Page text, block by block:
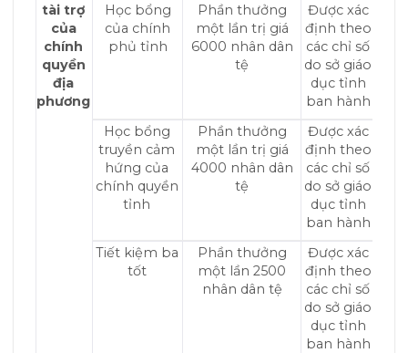
tài trợ
của
chính
quyền
địa
phương
Học bổng
của chính
phủ tỉnh
Phần thưởng
một lần trị giá
6000 nhân dân
tệ
Được xác
định theo
các chỉ số
do sở giáo
dục tỉnh
ban hành
Học bổng
truyền cảm
hứng của
chính quyền
tỉnh
Phần thưởng
một lần trị giá
4000 nhân dân
tệ
Được xác
định theo
các chỉ số
do sở giáo
dục tỉnh
ban hành
Tiết kiệm ba
tốt
Phần thưởng
một lần 2500
nhân dân tệ
Được xác
định theo
các chỉ số
do sở giáo
dục tỉnh
ban hành